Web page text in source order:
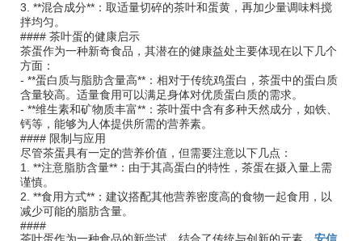
3. **混合成分**：取适量切碎的茶叶和蛋黄，再加少量调味料搅
拌均匀。
#### 茶叶蛋的健康启示
茶蛋作为一种新奇食品，其潜在的健康益处主要体现在以下几个
方面：
- **蛋白质与脂肪含量高**：相对于传统鸡蛋白，茶蛋中的蛋白质
含量较高。适量食用可以满足身体对优质蛋白质的需求。
- **维生素和矿物质丰富**：茶叶蛋中含有多种天然成分，如铁、
钙等，能够为人体提供所需的营养素。
#### 限制与应用
尽管茶蛋具有一定的营养价值，但需要注意以下几点：
1. **注意脂肪含量**：由于其高蛋白的特性，茶蛋在摄入量上需
谨慎。
2. **食用方式**：建议搭配其他营养密度高的食物一起食用，以
减少可能的脂肪含量。
####